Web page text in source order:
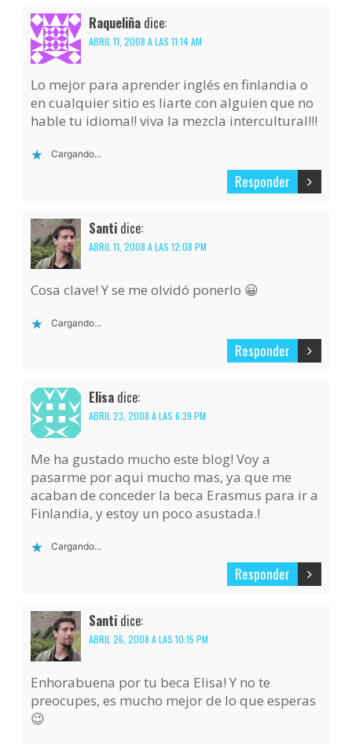
Raqueliña dice:
ABRIL 11, 2008 A LAS 11:14 AM
Lo mejor para aprender inglés en finlandia o
en cualquier sitio es liarte con alguien que no
hable tu idioma!! viva la mezcla intercultural!!!
Cargando...
Responder
Santi dice:
ABRIL 11, 2008 A LAS 12:08 PM
Cosa clave! Y se me olvidó ponerlo 😀
Cargando...
Responder
Elisa dice:
ABRIL 23, 2008 A LAS 6:39 PM
Me ha gustado mucho este blog! Voy a
pasarme por aqui mucho mas, ya que me
acaban de conceder la beca Erasmus para ir a
Finlandia, y estoy un poco asustada.!
Cargando...
Responder
Santi dice:
ABRIL 26, 2008 A LAS 10:15 PM
Enhorabuena por tu beca Elisa! Y no te
preocupes, es mucho mejor de lo que esperas
😉